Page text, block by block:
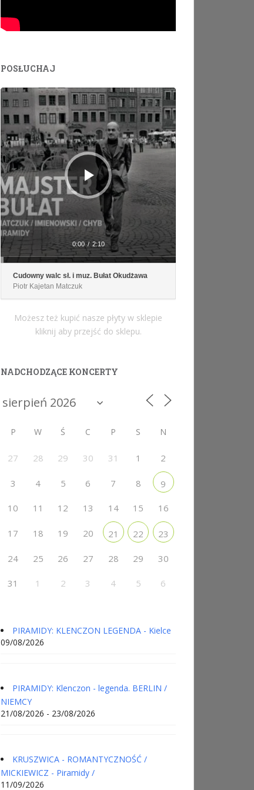
POSŁUCHAJ
Odtwarzacz
plików
dźwiękowych
0:00 / 2:10
Cudowny walc sł. i muz. Bułat Okudżawa
Piotr Kajetan Matczuk
Możesz też kupić nasze płyty w sklepie
kliknij aby przejść do sklepu.
NADCHODZĄCE KONCERTY
P W Ś C P S N
27 28 29 30 31 1 2
3 4 5 6 7 8 9
10 11 12 13 14 15 16
17 18 19 20 21 22 23
24 25 26 27 28 29 30
31 1 2 3 4 5 6
PIRAMIDY: KLENCZON LEGENDA - Kielce
09/08/2026
PIRAMIDY: Klenczon - legenda. BERLIN /
NIEMCY
21/08/2026 - 23/08/2026
KRUSZWICA - ROMANTYCZNOŚĆ /
MICKIEWICZ - Piramidy /
11/09/2026